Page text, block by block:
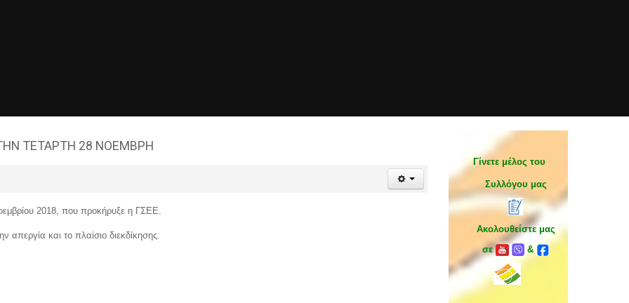
ΤΕΤΑΡΤΗ 28 ΝΟΕΜΒΡΗ
2018, που προκήρυξε η ΓΣΕΕ.
και το πλαίσιο διεκδίκησης.
Γίνετε μέλος του
Συλλόγου μας
Ακολουθείστε μας
σε
&